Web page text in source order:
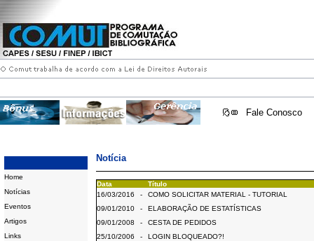
Fale Conosco
Home
Notícias
Eventos
Artigos
Links
Notícia
Data
Título
16/03/2016
-
COMO SOLICITAR MATERIAL - TUTORIAL
09/01/2010
-
ELABORAÇÃO DE ESTATÍSTICAS
09/01/2008
-
CESTA DE PEDIDOS
25/10/2006
- LOGIN BLOQUEADO?!